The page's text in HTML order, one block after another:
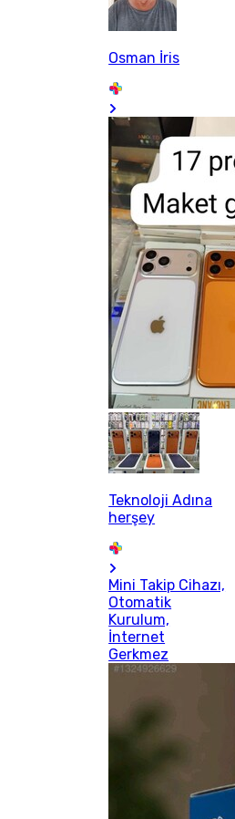
Osman İris
Teknoloji Adına
herşey
Mini Takip Cihazı,
Otomatik
Kurulum,
İnternet
Gerkmez